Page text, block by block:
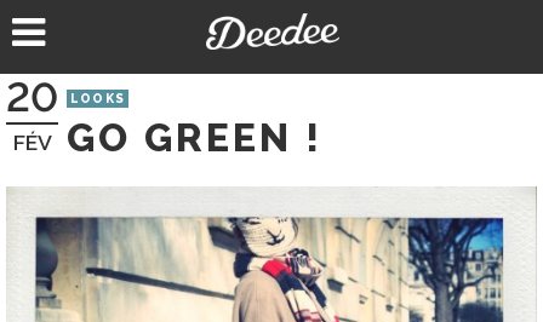
au
20
FÉV
LOOKS
GO GREEN !